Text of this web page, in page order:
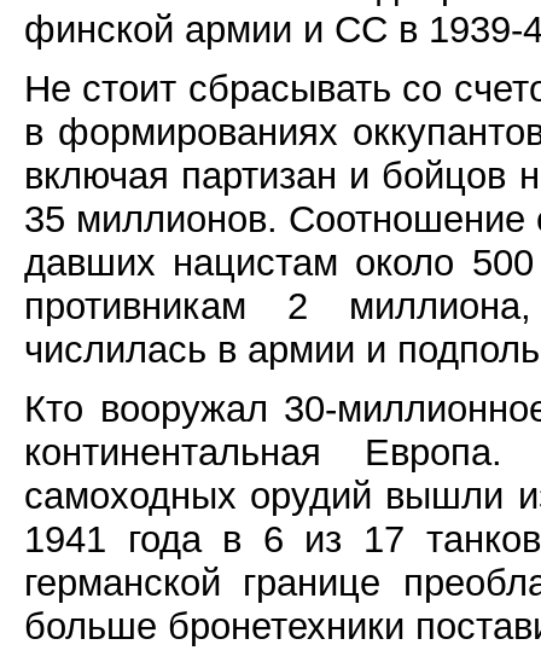
финской армии и СС в 1939-
Не стоит сбрасывать со
в формированиях
включая партизан и бойцов
35 миллионов.
давших нацистам около
противникам 2
числилась в армии и
Кто вооружал 30-
континентальная
самоходных орудий вышли
1941 года в 6 из 17
германской границе
больше бронетехники